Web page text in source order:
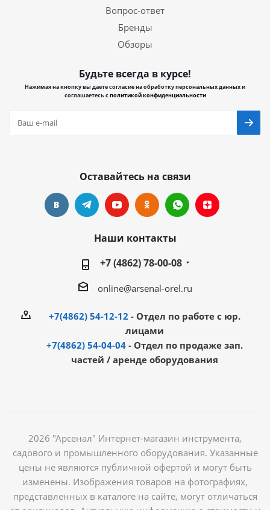
Вопрос-ответ
Бренды
Обзоры
Будьте всегда в курсе!
Нажимая на кнопку вы даете согласие на обработку персональных данных и
соглашаетесь сполитикой конфиденциальности
Оставайтесь на связи
Наши контакты
+7 (4862) 78-00-08
online@arsenal-orel.ru
+7(4862) 54-12-12 - Отдел по работе с юр.
лицами
+7(4862) 54-04-04 - Отдел по продаже зап.
частей / аренде оборудования
2026 "Арсенал" Интернет-магазин инструмента,
садового и промышленного оборудования. Указанные
цены не являются публичной офертой и могут быть
изменены. Изображения товаров на фотографиях,
представленных в каталоге на сайте, могут отличаться